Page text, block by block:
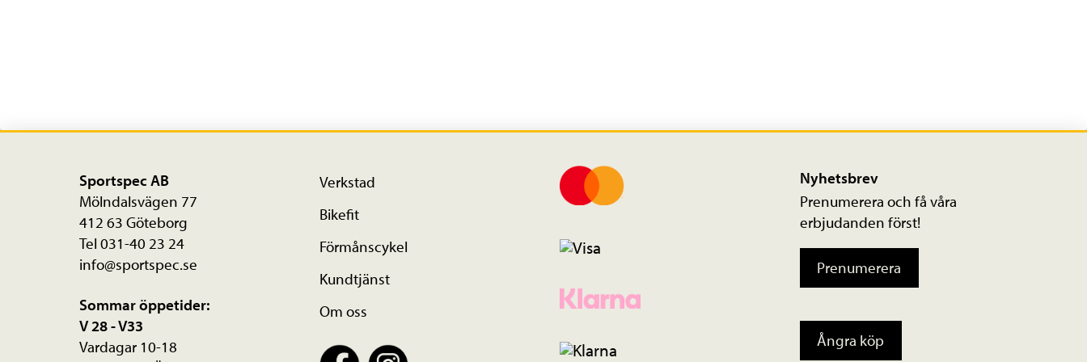
Sportspec AB
Mölndalsvägen 77
412 63 Göteborg
Tel 031-40 23 24
info@sportspec.se
Sommar öppetider:
V 28 - V33
Vardagar 10-18
Verkstad
Bikefit
Förmånscykel
Kundtjänst
Om oss
Nyhetsbrev
Prenumerera och få våra
erbjudanden först!
Prenumerera
Ångra köp